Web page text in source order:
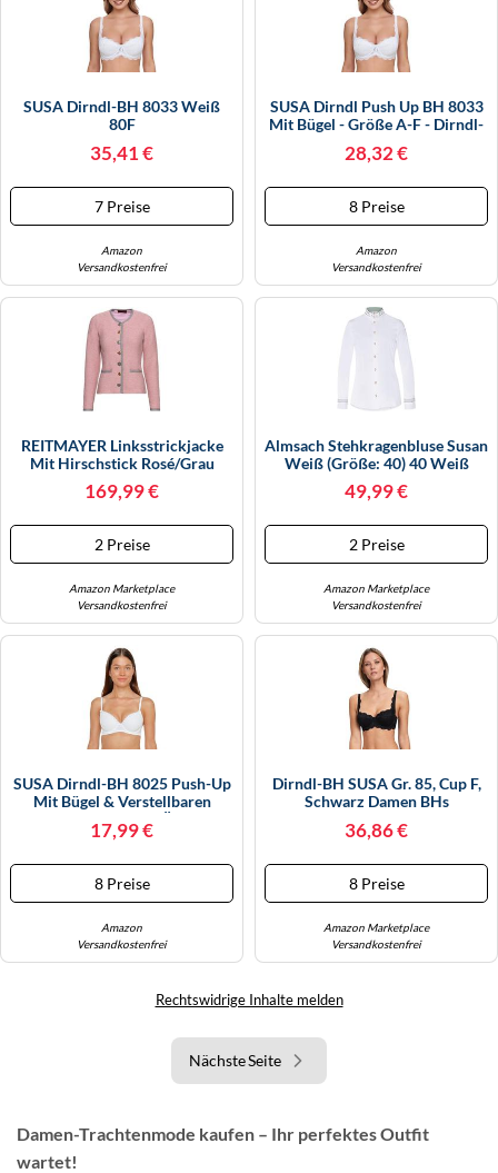
SUSA Dirndl-BH 8033 Weiß
80F
35,41 €
7 Preise
Amazon
Versandkostenfrei
SUSA Dirndl Push Up BH 8033
Mit Bügel - Größe A-F - Dirndl-
Schale & Verstellbaren Trägern -
Zertifiziert
28,32 €
8 Preise
Amazon
Versandkostenfrei
REITMAYER Linksstrickjacke
Mit Hirschstick Rosé/Grau
(Größe: 46) 46 Rosa
169,99 €
2 Preise
Amazon Marketplace
Versandkostenfrei
Almsach Stehkragenbluse Susan
Weiß (Größe: 40) 40 Weiß
49,99 €
2 Preise
Amazon Marketplace
Versandkostenfrei
SUSA Dirndl-BH 8025 Push-Up
Mit Bügel & Verstellbaren
Trägern Weiß 70D Ökotex
Zertifiziert
17,99 €
8 Preise
Amazon
Versandkostenfrei
Dirndl-BH SUSA Gr. 85, Cup F,
Schwarz Damen BHs
36,86 €
8 Preise
Amazon Marketplace
Versandkostenfrei
Rechtswidrige Inhalte melden
Nächste Seite
Damen-Trachtenmode kaufen – Ihr perfektes Outfit
wartet!